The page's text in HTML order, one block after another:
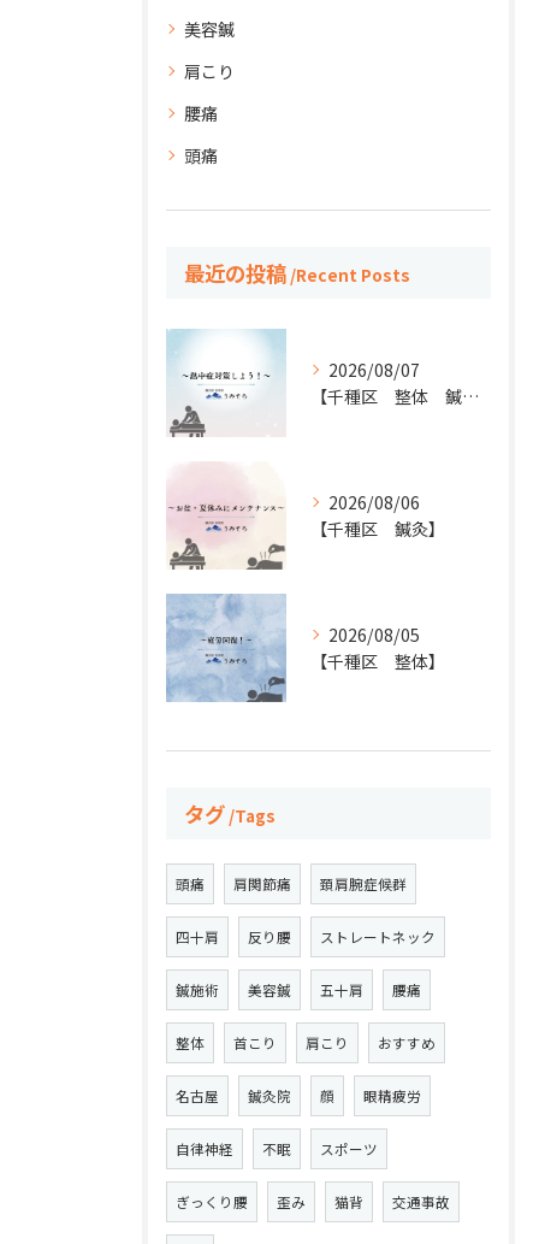
美容鍼
肩こり
腰痛
頭痛
最近の投稿 Recent Posts
2026/08/07
【千種区 整体 鍼灸】
2026/08/06
【千種区 鍼灸】
2026/08/05
【千種区 整体】
タグ Tags
頭痛 肩関節痛 頚肩腕症候群
四十肩 反り腰 ストレートネック
鍼施術 美容鍼 五十肩 腰痛
整体 首こり 肩こり おすすめ
名古屋 鍼灸院 顔 眼精疲労
自律神経 不眠 スポーツ
ぎっくり腰 歪み 猫背 交通事故